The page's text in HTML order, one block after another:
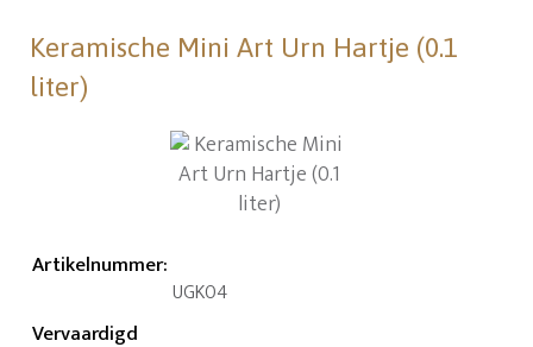
Keramische Mini Art Urn Hartje (0.1
liter)
Artikelnummer:
UGK04
Vervaardigd